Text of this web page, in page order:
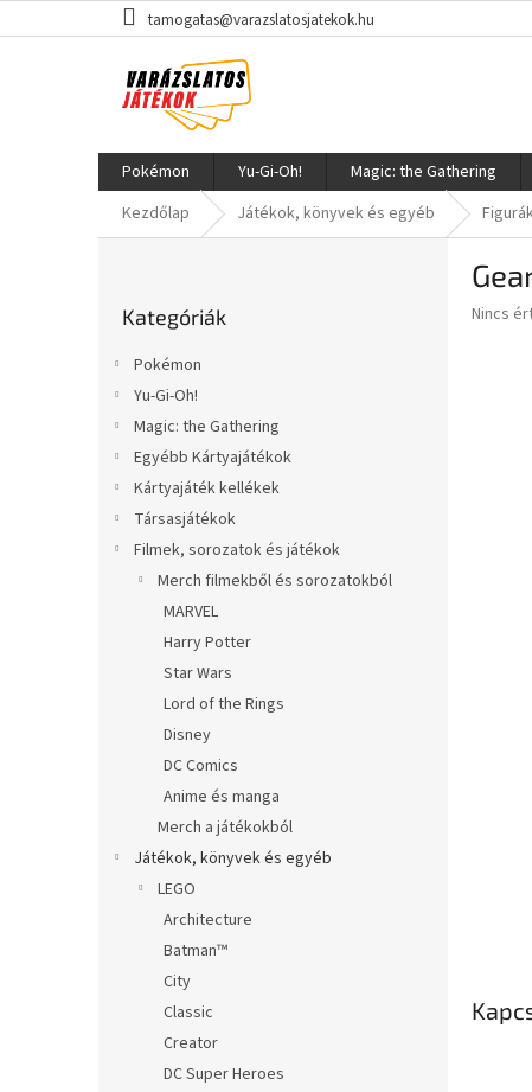
a
tamogatas@varazslatosjatekok.hu
Pokémon Yu-Gi-Oh! Magic: the Gathering
Kezdőlap
Játékok, könyvek és egyéb
átugrása
Kategóriák
Pokémon
Yu-Gi-Oh!
Magic: the Gathering
Egyébb Kártyajátékok
Kártyajáték kellékek
Társasjátékok
Filmek, sorozatok és játékok
Merch filmekből és sorozatokból
MARVEL
Harry Potter
Star Wars
Lord of the Rings
Disney
DC Comics
Anime és manga
Merch a játékokból
Játékok, könyvek és egyéb
LEGO
Architecture
Batman™
City
Classic
Creator
DC Super Heroes
A
Nincs